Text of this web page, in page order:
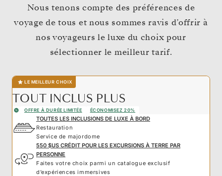
Nous tenons compte des préférences de
voyage de tous et nous sommes ravis d’offrir à
nos voyageurs le luxe du choix pour
sélectionner le meilleur tarif.
LE MEILLEUR CHOIX
TOUT INCLUS PLUS
OFFRE À DURÉE LIMITÉE ÉCONOMISEZ 20%
TOUTES LES INCLUSIONS DE LUXE À BORD
Restauration
Service de majordome
550 $US CRÉDIT POUR LES EXCURSIONS À TERRE PAR
PERSONNE
Faites votre choix parmi un catalogue exclusif
d’expériences immersives